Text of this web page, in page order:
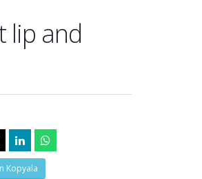
lip and
Kopyala